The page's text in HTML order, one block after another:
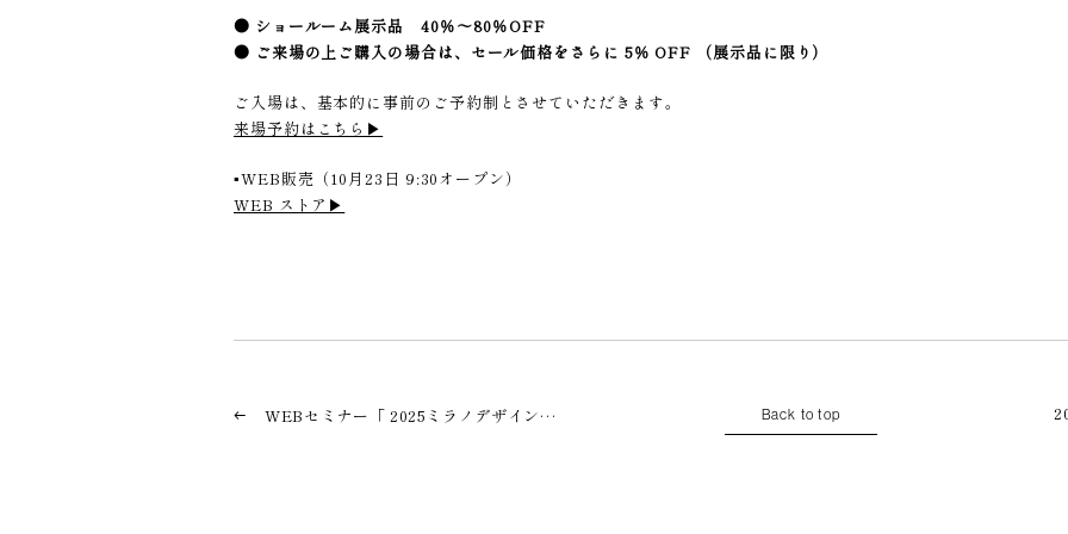
● ショールーム展示品 40％～80％OFF
● ご来場の上ご購入の場合は、セール価格をさらに 5％ OFF （展示品に限り）
ご入場は、基本的に事前のご予約制とさせていただきます。
来場予約はこちら▶︎
▪️WEB販売（10月23日 9:30オープン）
WEB ストア▶︎
WEBセミナー「 2025ミラノデザイン… Back to top